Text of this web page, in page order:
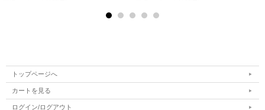
トップページへ
カートを見る
ログイン/ログアウト